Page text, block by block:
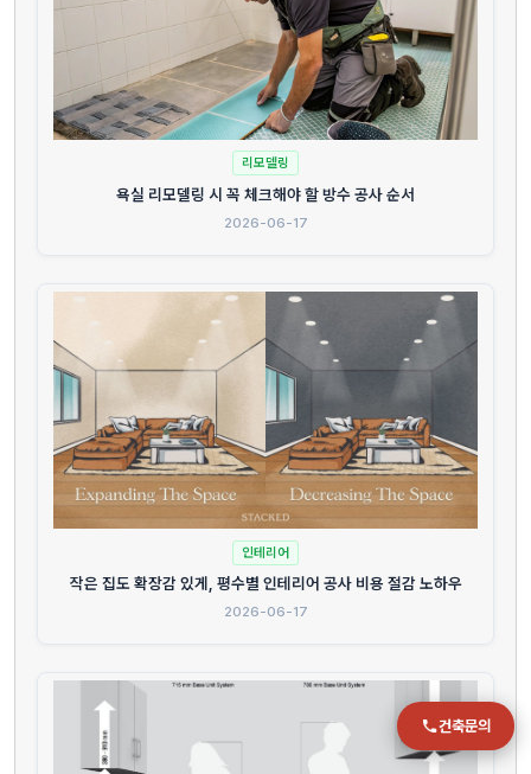
리모델링
욕실 리모델링 시 꼭 체크해야 할 방수 공사 순서
2026-06-17
인테리어
작은 집도 확장감 있게, 평수별 인테리어 공사 비용 절감 노하우
2026-06-17
건축문의
051-711-2397
이메일
jmc@chiho.co.kr
주소
부산 강서구 명지국제2로 41
월–금 09:00–18:00